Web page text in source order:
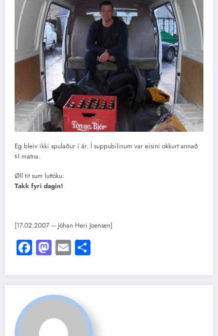
Eg bleiv ikki spulaður í ár. Í suppubilinum var eisini okkurt annað
til matna.
Øll tit sum luttóku:
Takk fyri dagin!
[17.02.2007 – Jóhan Heri Joensen]
Facebook
Mastodon
Email